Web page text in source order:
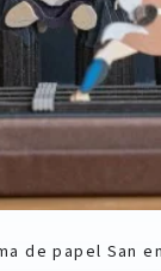
de papel San